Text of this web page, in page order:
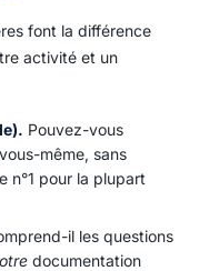
font la différence
activité et un
Pouvez-vous
même, sans
n°1 pour la plupart
il les questions
documentation